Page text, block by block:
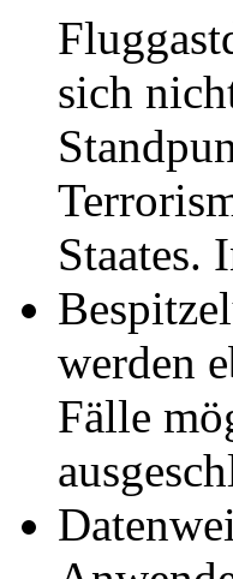
sich
Staates.
werden
Fälle